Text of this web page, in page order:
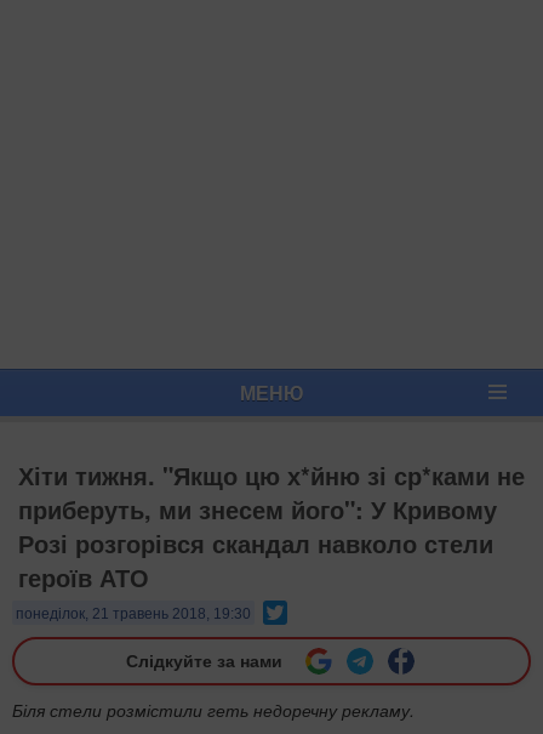
МЕНЮ
Хіти тижня. "Якщо цю х*йню зі ср*ками не
приберуть, ми знесем його": У Кривому
Розі розгорівся скандал навколо стели
героїв АТО
понеділок, 21 травень 2018, 19:30
Слідкуйте за нами
Біля стели розмістили геть недоречну рекламу.